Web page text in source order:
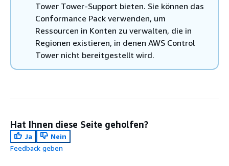
Tower Tower-Support bieten. Sie können das
Conformance Pack verwenden, um
Ressourcen in Konten zu verwalten, die in
Regionen existieren, in denen AWS Control
Tower nicht bereitgestellt wird.
Hat Ihnen diese Seite geholfen?
Ja
Nein
Feedback geben